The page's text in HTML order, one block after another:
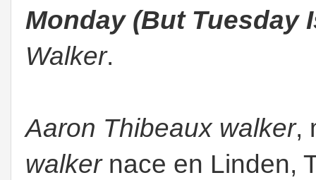
Monday (But Tuesday
Walker.
Aaron Thibeaux walker,
walkernace en Linden,